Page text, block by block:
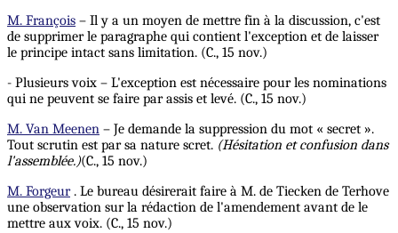
M. François – Il y a un moyen de mettre fin à la discussion, c'est
de supprimer le paragraphe qui contient l'exception et de laisser
le principe intact sans limitation. (C., 15 nov.)
- Plusieurs voix – L'exception est nécessaire pour les nominations
qui ne peuvent se faire par assis et levé. (C., 15 nov.)
M. Van Meenen – Je demande la suppression du mot « secret ».
Tout scrutin est par sa nature scret. (Hésitation et confusion dans
l'assemblée.)(C., 15 nov.)
M. Forgeur. Le bureau désirerait faire à M. de Tiecken de Terhove
une observation sur la rédaction de l'amendement avant de le
mettre aux voix. (C., 15 nov.)